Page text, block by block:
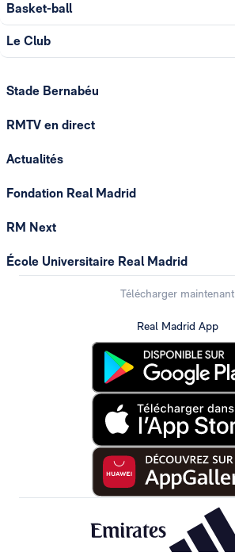
Basket-ball
Le Club
Stade Bernabéu
RMTV en direct
Actualités
Fondation Real Madrid
RM Next
École Universitaire Real Madrid
Télécharger maintenant
Real Madrid App